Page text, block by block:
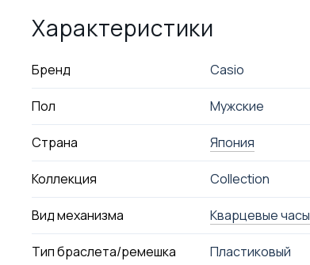
Характеристики
Бренд Casio
Пол Мужские
Страна Япония
Коллекция Collection
Вид механизма Кварцевые часы
Тип браслета/ремешка Пластиковый